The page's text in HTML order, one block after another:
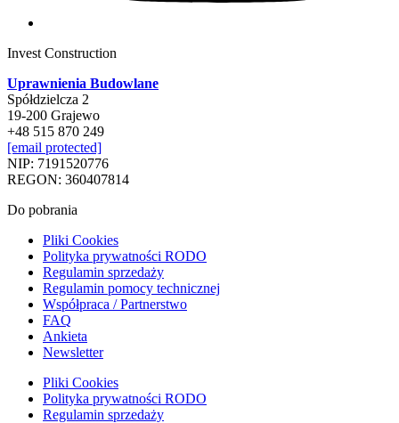
Invest Construction
Uprawnienia Budowlane
Spółdzielcza 2
19-200 Grajewo
+48 515 870 249
[email protected]
NIP: 7191520776
REGON: 360407814
Do pobrania
Pliki Cookies
Polityka prywatności RODO
Regulamin sprzedaży
Regulamin pomocy technicznej
Współpraca / Partnerstwo
FAQ
Ankieta
Newsletter
Pliki Cookies
Polityka prywatności RODO
Regulamin sprzedaży